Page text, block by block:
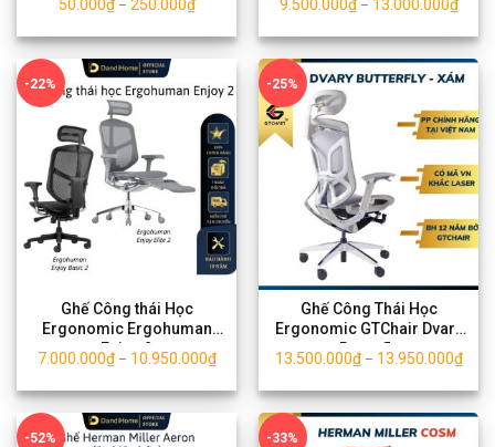
50.000₫– 250.000₫ 9.500.000₫– 13.000.000₫
-22%
Ghế Công thái Học
Ergonomic Ergohuman
Enjoy 2
7.000.000₫– 10.950.000₫
-25%
Ghế Công Thái Học
Ergonomic GTChair Dvary
Butterfly
13.500.000₫– 13.950.000₫
-52% -33%